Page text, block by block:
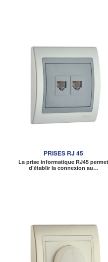
PRISES RJ 45
La prise informatique RJ45 permet
d’établir la connexion au…